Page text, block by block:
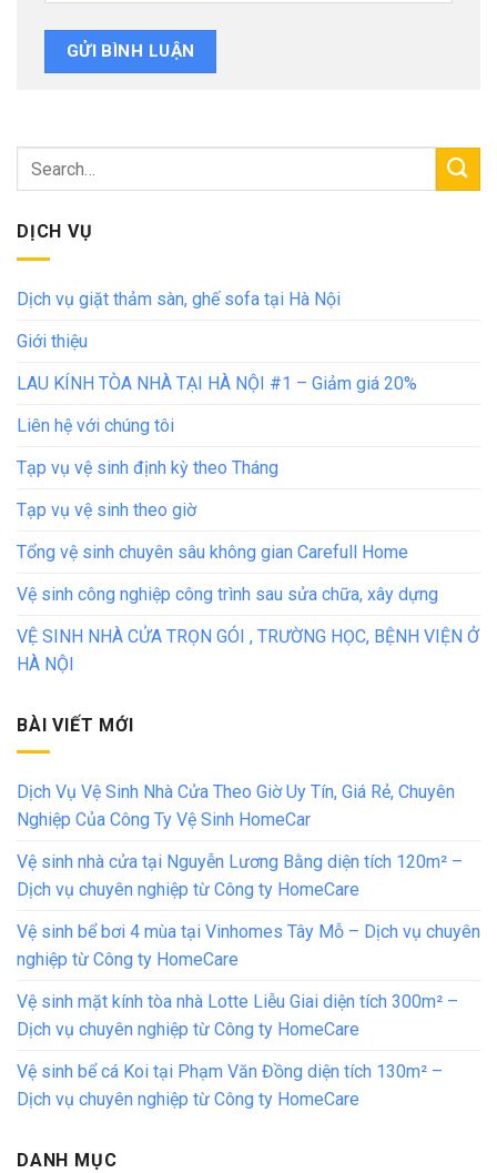
DỊCH VỤ
Dịch vụ giặt thảm sàn, ghế sofa tại Hà Nội
Giới thiệu
LAU KÍNH TÒA NHÀ TẠI HÀ NỘI #1 – Giảm giá 20%
Liên hệ với chúng tôi
Tạp vụ vệ sinh định kỳ theo Tháng
Tạp vụ vệ sinh theo giờ
Tổng vệ sinh chuyên sâu không gian Carefull Home
Vệ sinh công nghiệp công trình sau sửa chữa, xây dựng
VỆ SINH NHÀ CỬA TRỌN GÓI , TRƯỜNG HỌC, BỆNH VIỆN Ở
HÀ NỘI
BÀI VIẾT MỚI
Dịch Vụ Vệ Sinh Nhà Cửa Theo Giờ Uy Tín, Giá Rẻ, Chuyên
Nghiệp Của Công Ty Vệ Sinh HomeCar
Vệ sinh nhà cửa tại Nguyễn Lương Bằng diện tích 120m² –
Dịch vụ chuyên nghiệp từ Công ty HomeCare
Vệ sinh bể bơi 4 mùa tại Vinhomes Tây Mỗ – Dịch vụ chuyên
nghiệp từ Công ty HomeCare
Vệ sinh mặt kính tòa nhà Lotte Liễu Giai diện tích 300m² –
Dịch vụ chuyên nghiệp từ Công ty HomeCare
Vệ sinh bể cá Koi tại Phạm Văn Đồng diện tích 130m² –
Dịch vụ chuyên nghiệp từ Công ty HomeCare
DANH MỤC